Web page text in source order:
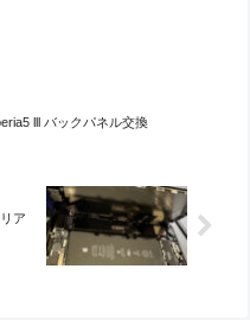
lll バックパネル交換
ア